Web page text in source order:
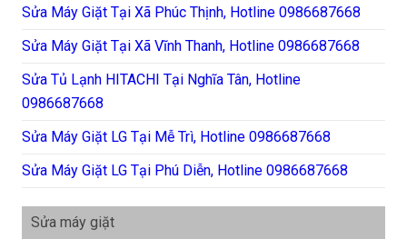
Sửa Máy Giặt Tại Xã Phúc Thịnh, Hotline 0986687668
Sửa Máy Giặt Tại Xã Vĩnh Thanh, Hotline 0986687668
Sửa Tủ Lạnh HITACHI Tại Nghĩa Tân, Hotline
0986687668
Sửa Máy Giặt LG Tại Mễ Trì, Hotline 0986687668
Sửa Máy Giặt LG Tại Phú Diễn, Hotline 0986687668
Sửa máy giặt